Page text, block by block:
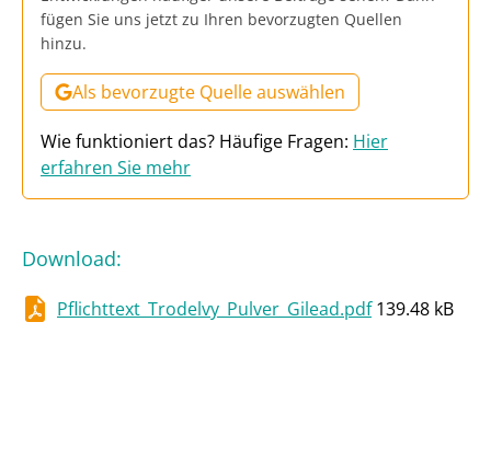
fügen Sie uns jetzt zu Ihren bevorzugten Quellen
hinzu.
Als bevorzugte Quelle auswählen
Wie funktioniert das? Häufige Fragen: Hier
erfahren Sie mehr
Download:
Pflichttext_Trodelvy_Pulver_Gilead.pdf 139.48 kB